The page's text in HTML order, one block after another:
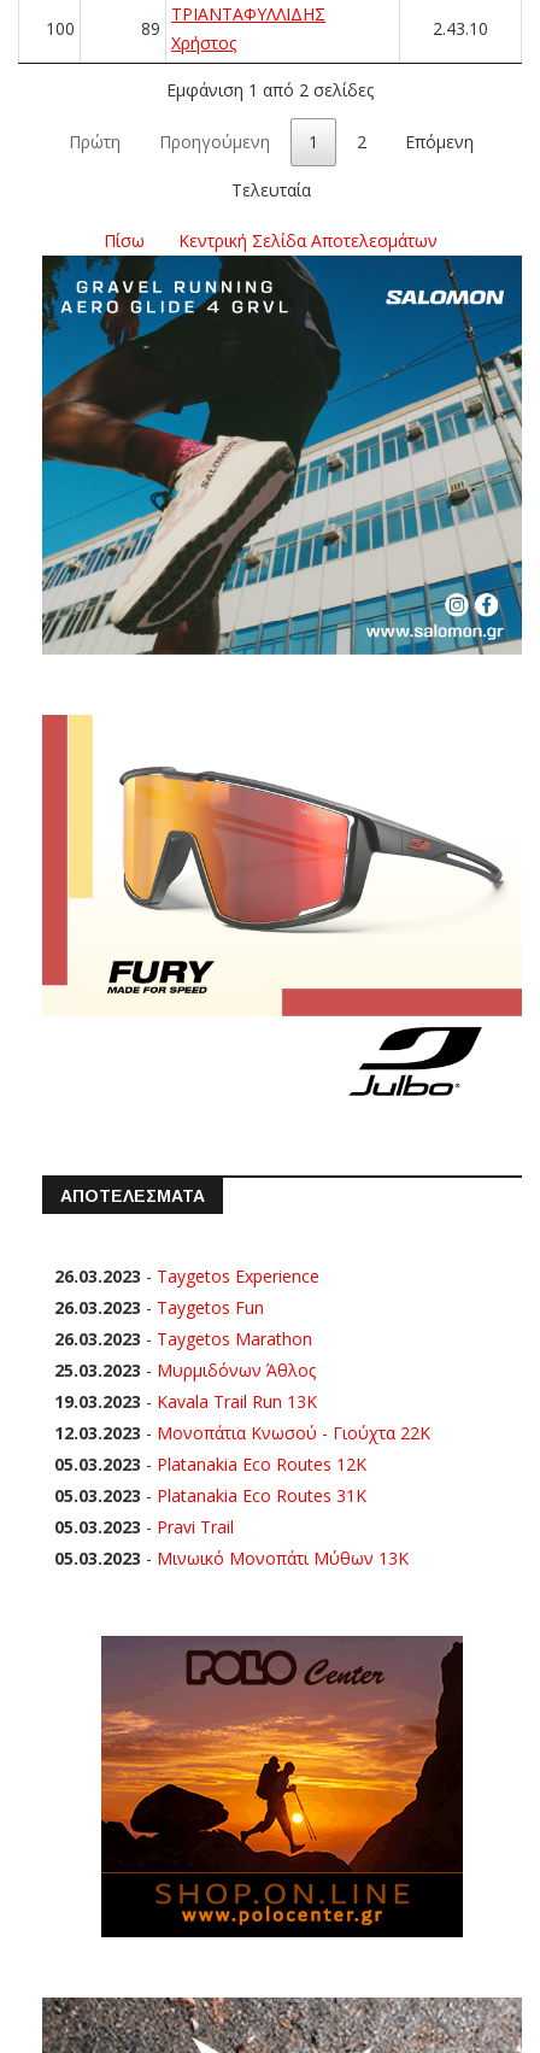
100 89
ΤΡΙΑΝΤΑΦΥΛΛΙΔΗΣ
Χρήστος
2.43.10
Εμφάνιση 1 από 2 σελίδες
Πρώτη Προηγούμενη 1 2 Επόμενη
Τελευταία
Πίσω Κεντρική Σελίδα Αποτελεσμάτων
ΑΠΟΤΕΛΕΣΜΑΤΑ
26.03.2023 - Taygetos Experience
26.03.2023 - Taygetos Fun
26.03.2023 - Taygetos Marathon
25.03.2023 - Μυρμιδόνων Άθλος
19.03.2023 - Kavala Trail Run 13K
12.03.2023 - Μονοπάτια Κνωσού - Γιούχτα 22Κ
05.03.2023 - Platanakia Eco Routes 12K
05.03.2023 - Platanakia Eco Routes 31K
05.03.2023 - Pravi Trail
05.03.2023 - Μινωικό Μονοπάτι Μύθων 13Κ